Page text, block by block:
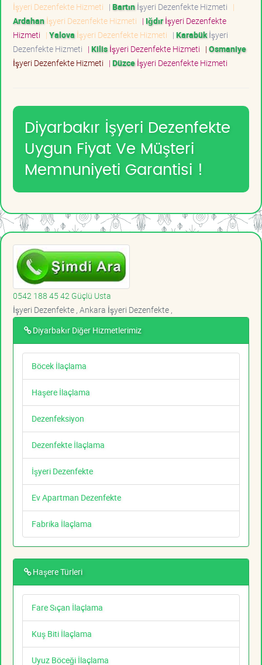
İşyeri Dezenfekte Hizmeti | Bartınİşyeri Dezenfekte Hizmeti |
Ardahanİşyeri Dezenfekte Hizmeti | Iğdırİşyeri Dezenfekte
Hizmeti | Yalova İşyeri Dezenfekte Hizmeti | Karabükİşyeri
Dezenfekte Hizmeti | Kilisİşyeri Dezenfekte Hizmeti | Osmaniye
İşyeri Dezenfekte Hizmeti | Düzceİşyeri Dezenfekte Hizmeti
Diyarbakır İşyeri Dezenfekte
Uygun Fiyat Ve Müşteri
Memnuniyeti Garantisi !
0542 188 45 42 Güçlü Usta
İşyeri Dezenfekte , Ankara İşyeri Dezenfekte ,
Diyarbakır Diğer Hizmetlerimiz
Böcek İlaçlama
Haşere İlaçlama
Dezenfeksiyon
Dezenfekte İlaçlama
İşyeri Dezenfekte
Ev Apartman Dezenfekte
Fabrika İlaçlama
Haşere Türleri
Fare Sıçan İlaçlama
Kuş Biti İlaçlama
Uyuz Böceği İlaçlama